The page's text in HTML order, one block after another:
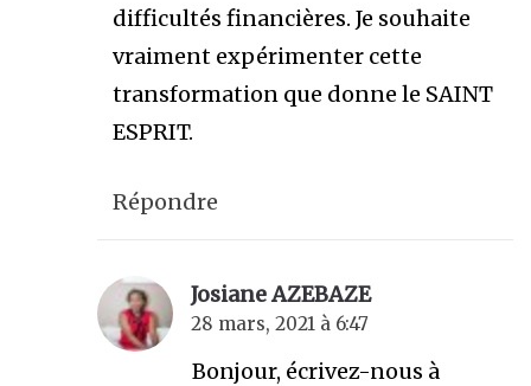
difficultés financières. Je souhaite
vraiment expérimenter cette
transformation que donne le SAINT
ESPRIT.
Répondre
Josiane AZEBAZE
28 mars, 2021 à 6:47
Bonjour, écrivez-nous à